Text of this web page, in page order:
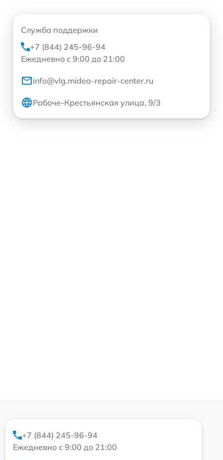
Служба поддержки
+7 (844) 245-96-94
Ежедневно с 9:00 до 21:00
info@vlg.midea-repair-center.ru
Рабоче-Крестьянская улица, 9/3
+7 (844) 245-96-94
Ежедневно с 9:00 до 21:00